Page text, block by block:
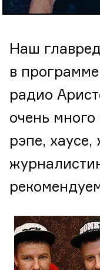
Наш
в программе
радио
очень много
рэпе, хаусе,